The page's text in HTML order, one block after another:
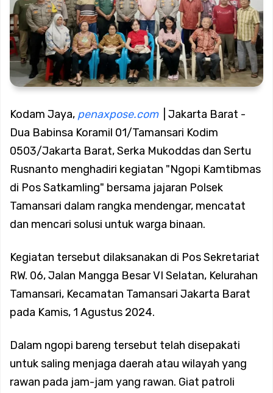
Dini Hari Tunjukkan Nihil Genangan di 11 Kelurahan
Koramil 02/Tambora Perkuat Keamanan Lingkungan,
Babinsa Aktif Dampingi Siskamling Bersama Warga
Koramil 02/Tambora Intensif Pantau Harga Sembako,
Koramil 02/Tambora Perkuat Budaya Bersih, Satgas
Sampah Edukasi Warga Kelola Sampah dari Rumah
Andri Maulana SH Bangun Kirana Musik, Siap Lahirkan
Grup Dangdut Original yang Profesional dan Berkualitas
Rasa Aman dan Cegah Tawuran di Wilayah Binaan
Kodam Jaya, penaxpose.com| Jakarta Barat -
Dua Babinsa Koramil 01/Tamansari Kodim
0503/Jakarta Barat, Serka Mukoddas dan Sertu
Rusnanto menghadiri kegiatan "Ngopi Kamtibmas
di Pos Satkamling" bersama jajaran Polsek
Tamansari dalam rangka mendengar, mencatat
dan mencari solusi untuk warga binaan.
Kegiatan tersebut dilaksanakan di Pos Sekretariat
RW. 06, Jalan Mangga Besar VI Selatan, Kelurahan
Tamansari, Kecamatan Tamansari Jakarta Barat
pada Kamis, 1 Agustus 2024.
Dalam ngopi bareng tersebut telah disepakati
untuk saling menjaga daerah atau wilayah yang
rawan pada jam-jam yang rawan. Giat patroli